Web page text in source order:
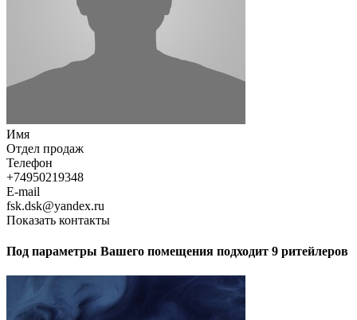
Имя
Отдел продаж
Телефон
+74950219348
E-mail
fsk.dsk@yandex.ru
Показать контакты
Под параметры Вашего помещения подходит 9 ритейлеров